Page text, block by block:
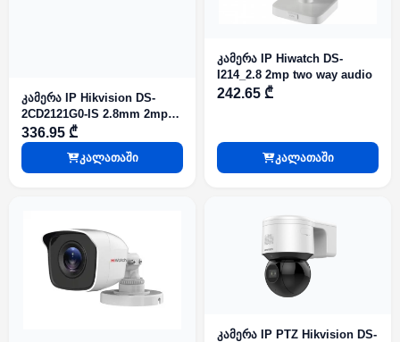
კამერა IP Hikvision DS-
2CD2121G0-IS 2.8mm 2mp
Dome IR30m Aud al-I O
SDcard
336.95 ₾
კალათაში
კამერა IP Hiwatch DS-
I214_2.8 2mp two way audio
242.65 ₾
კალათაში
კამერა IP PTZ Hikvision DS-